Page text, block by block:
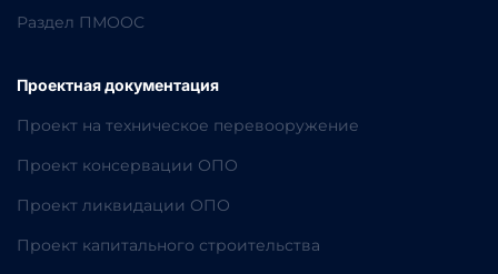
Раздел ПМООС
Проектная документация
Проект на техническое перевооружение
Проект консервации ОПО
Проект ликвидации ОПО
Проект капитального строительства